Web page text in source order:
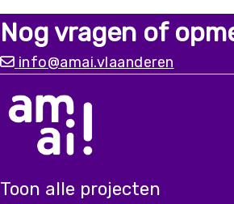
Nog vragen of
info@amai.vlaanderen
Toon alle projecten